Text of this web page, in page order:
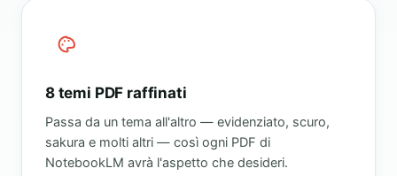
8 temi PDF raffinati
Passa da un tema all'altro — evidenziato, scuro,
sakura e molti altri — così ogni PDF di
NotebookLM avrà l'aspetto che desideri.